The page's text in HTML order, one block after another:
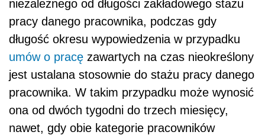
niezależnego od długości zakładowego stażu
pracy danego pracownika, podczas gdy
długość okresu wypowiedzenia w przypadku
umów o pracę zawartych na czas nieokreślony
jest ustalana stosownie do stażu pracy danego
pracownika. W takim przypadku może wynosić
ona od dwóch tygodni do trzech miesięcy,
nawet, gdy obie kategorie pracowników